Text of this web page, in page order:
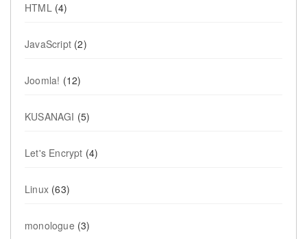
HTML(4)
JavaScript (2)
Joomla! (12)
KUSANAGI (5)
Let's Encrypt (4)
Linux (63)
monologue (3)